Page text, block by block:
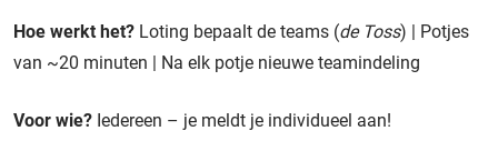
Hoe werkt het? Loting bepaalt de teams (de Toss) | Potjes
van ~20 minuten | Na elk potje nieuwe teamindeling
Voor wie? Iedereen – je meldt je individueel aan!